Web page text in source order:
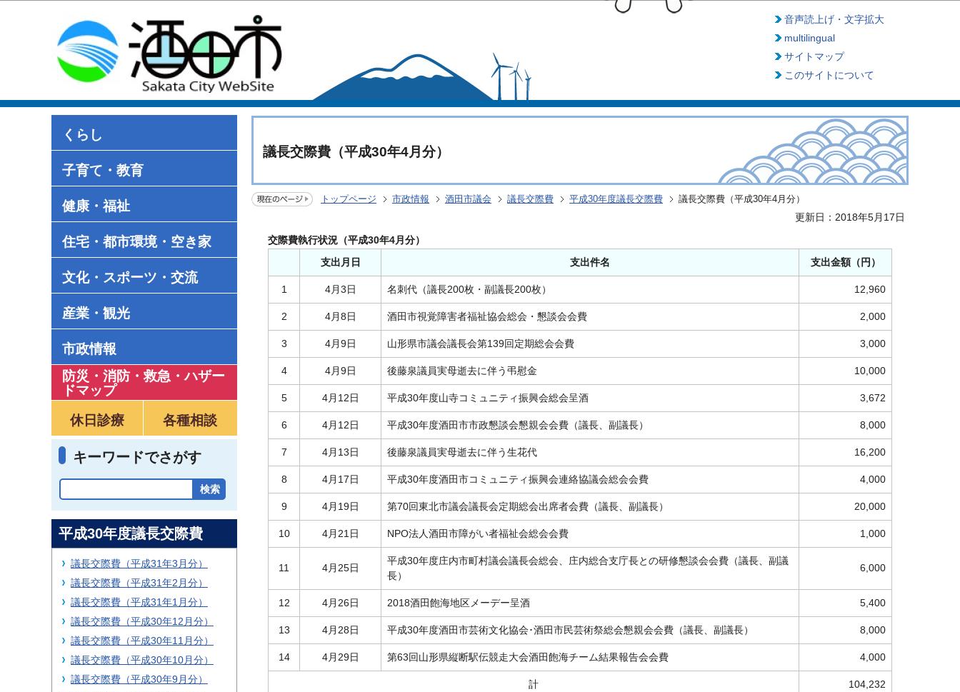
音声読上げ・文字拡大
multilingual
サイトマップ
このサイトについて
くらし
子育て・教育
健康・福祉
住宅・都市環境・空き家
文化・スポーツ・交流
産業・観光
市政情報
防災・消防・救急 ・ハザー
ドマップ
休日診療
各種相談
キーワードでさがす
議長交際費（平成30年4月分）
トップページ 市政情報 酒田市議会 議長交際費 平成30年度議長交際費 議長交際費（平成30年4月分）
更新日：2018年5月17日
交際費執行状況（平成30年4月分）
支出月日
支出件名 支出金額（円）
1 4月3日 名刺代（議長200枚・副議長200枚） 12,960
2 4月8日 酒田市視覚障害者福祉協会総会・懇談会会費 2,000
3 4月9日 山形県市議会議長会第139回定期総会会費 3,000
4 4月9日 後藤泉議員実母逝去に伴う弔慰金 10,000
5 4月12日 平成30年度山寺コミュニティ振興会総会呈酒 3,672
6 4月12日 平成30年度酒田市市政懇談会懇親会会費（議長、副議長） 8,000
7 4月13日 後藤泉議員実母逝去に伴う生花代 16,200
8 4月17日 平成30年度酒田市コミュニティ振興会連絡協議会総会会費 4,000
9 4月19日 第70回東北市議会議長会定期総会出席者会費（議長、副議長） 20,000
10 4月21日 NPO法人酒田市障がい者福祉会総会会費 1,000
11 4月25日
平成30年度庄内市町村議会議長会総会、庄内総合支庁長との研修懇談会会費（議長、副議
長）
6,000
12 4月26日 2018酒田飽海地区メーデー呈酒 5,400
13 4月28日 平成30年度酒田市芸術文化協会･酒田市民芸術祭総会懇親会会費（議長、副議長） 8,000
14 4月29日 第63回山形県縦断駅伝競走大会酒田飽海チーム結果報告会会費 4,000
計 104,232
平成30年度議長交際費
議長交際費（平成31年3月分）
議長交際費（平成31年2月分）
議長交際費（平成31年1月分）
議長交際費（平成30年12月分）
議長交際費（平成30年11月分）
議長交際費（平成30年10月分）
議長交際費（平成30年9月分）